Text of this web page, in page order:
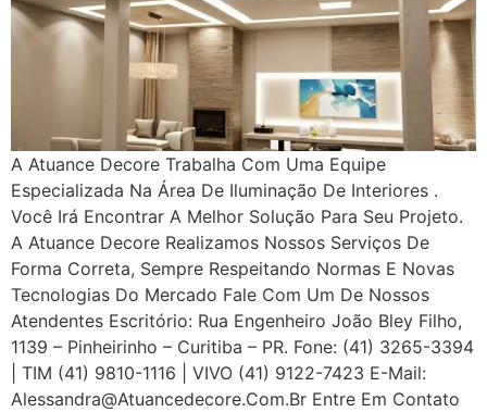
A Atuance Decore Trabalha Com Uma Equipe
Especializada Na Área De Iluminação De Interiores .
Você Irá Encontrar A Melhor Solução Para Seu Projeto.
A Atuance Decore Realizamos Nossos Serviços De
Forma Correta, Sempre Respeitando Normas E Novas
Tecnologias Do Mercado Fale Com Um De Nossos
Atendentes Escritório: Rua Engenheiro João Bley Filho,
1139 – Pinheirinho – Curitiba – PR. Fone: (41) 3265-3394
| TIM (41) 9810-1116 | VIVO (41) 9122-7423 E-Mail:
Alessandra@atuancedecore.com.br Entre Em Contato